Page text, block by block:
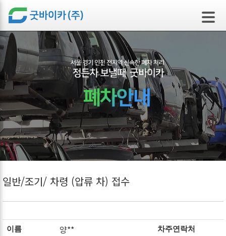
본문 바로가기
일반/조기/ 차령 (압류 차) 접수
이름 양** 차주연락처